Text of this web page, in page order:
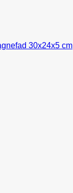
30x24x5 cm